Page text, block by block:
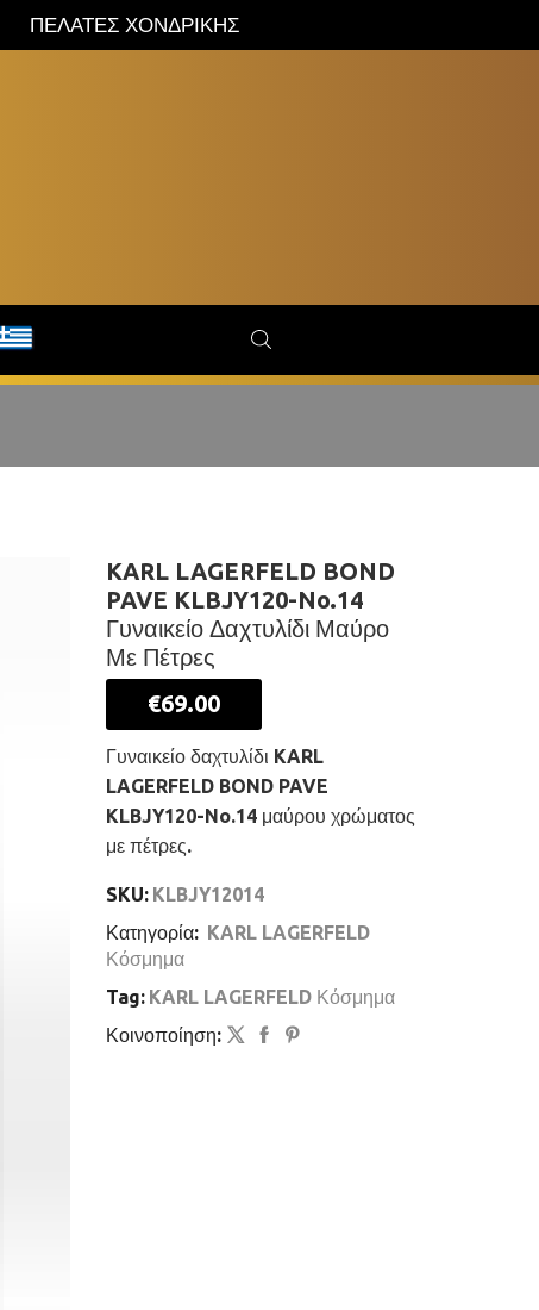
ΠΕΛΑΤΕΣ ΧΟΝΔΡΙΚΗΣ
KARL LAGERFELD BOND
PAVE KLBJY120-No.14
Γυναικείο Δαχτυλίδι Μαύρο
Με Πέτρες
€69.00
Γυναικείο δαχτυλίδι KARL
LAGERFELD BOND PAVE
KLBJY120-No.14 μαύρου χρώματος
με πέτρες.
SKU: KLBJY12014
Κατηγορία: KARL LAGERFELD
Κόσμημα
Tag: KARL LAGERFELD Κόσμημα
Κοινοποίηση: